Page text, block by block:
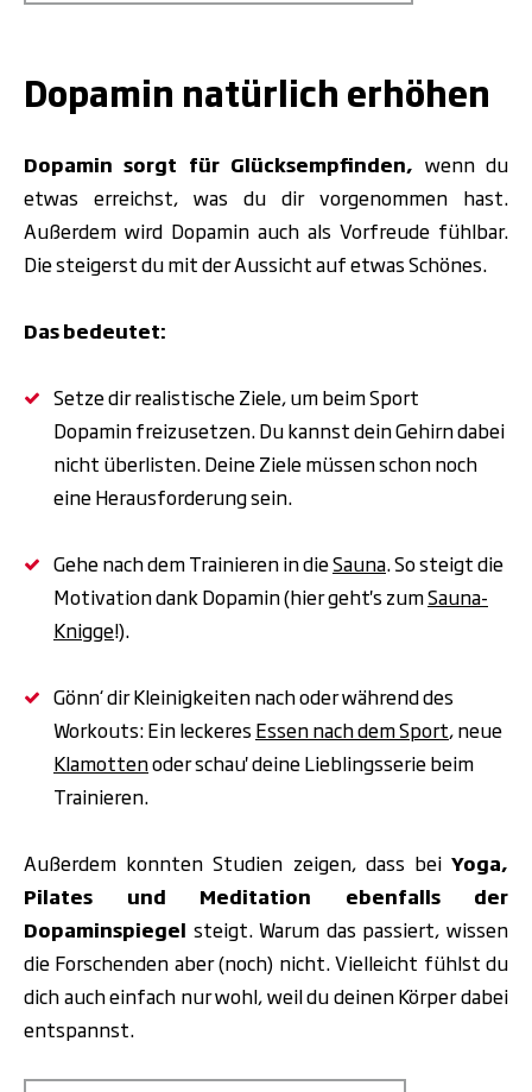
Dopamin natürlich erhöhen
Dopamin sorgt für Glücksempfinden, wenn du
etwas erreichst, was du dir vorgenommen hast.
Außerdem wird Dopamin auch als Vorfreude fühlbar.
Die steigerst du mit der Aussicht auf etwas Schönes.
Das bedeutet:
Setze dir realistische Ziele, um beim Sport
Dopamin freizusetzen. Du kannst dein Gehirn dabei
nicht überlisten. Deine Ziele müssen schon noch
eine Herausforderung sein.
Gehe nach dem Trainieren in dieSauna. So steigt die
Motivation dank Dopamin (hier geht's zumSauna-
Knigge!).
Gönn‘ dir Kleinigkeiten nach oder während des
Workouts: Ein leckeres Essen nach dem Sport, neue
Klamottenoder schau' deine Lieblingsserie beim
Trainieren.
Außerdem konnten Studien zeigen, dass beiYoga,
Pilates und Meditation ebenfalls der
Dopaminspiegel steigt. Warum das passiert, wissen
die Forschenden aber (noch) nicht. Vielleicht fühlst du
dich auch einfach nur wohl, weil du deinen Körper dabei
entspannst.